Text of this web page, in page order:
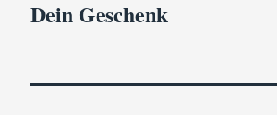
Dein Geschenk